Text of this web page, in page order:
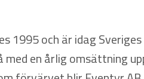
1995 och är idag
en årlig omsättning